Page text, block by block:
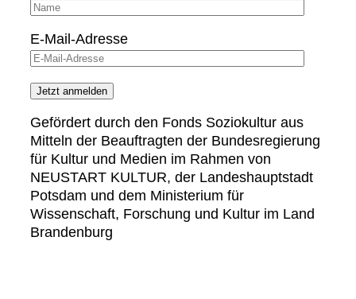
E-Mail-Adresse
Gefördert durch den Fonds Soziokultur aus
Mitteln der Beauftragten der Bundesregierung
für Kultur und Medien im Rahmen von
NEUSTART KULTUR, der Landeshauptstadt
Potsdam und dem Ministerium für
Wissenschaft, Forschung und Kultur im Land
Brandenburg